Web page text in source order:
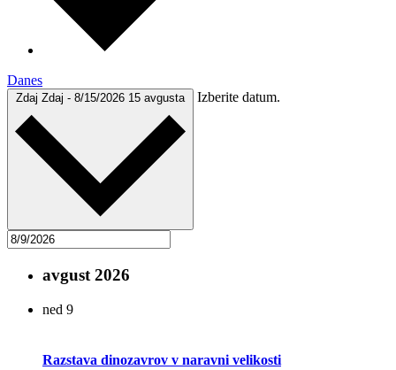
Danes
Zdaj Zdaj - 8/15/2026 15 avgusta Izberite datum.
avgust 2026
ned 9
Razstava dinozavrov v naravni velikosti